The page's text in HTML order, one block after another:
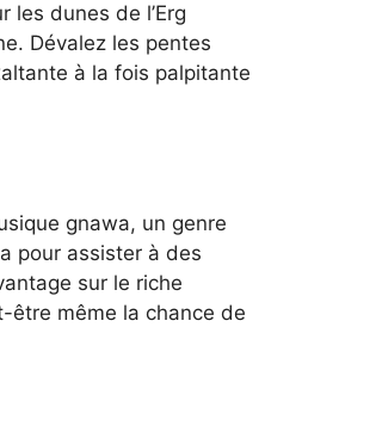
les dunes de l’Erg
Dévalez les pentes
à la fois palpitante
gnawa, un genre
pour assister à des
sur le riche
être même la chance de